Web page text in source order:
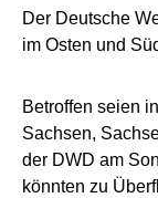
Der Deutsche
im Osten und
Betroffen seien
Sachsen,
der DWD am
könnten zu